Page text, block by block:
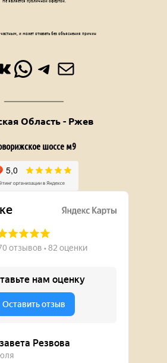
WhatsApp
Telegram
Почта
Область - Ржев
шоссе м9